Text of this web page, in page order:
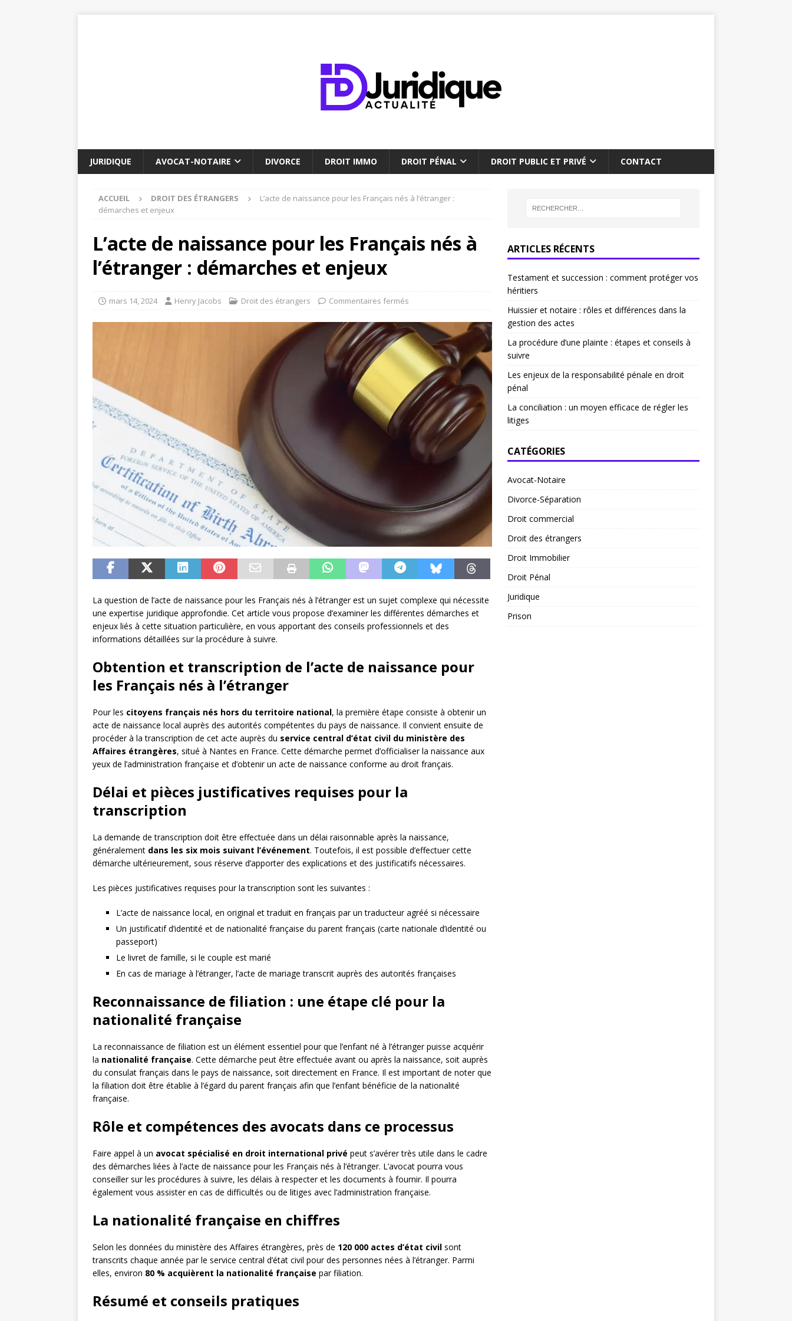
JURIDIQUE AVOCAT-NOTAIRE DIVORCE DROIT IMMO DROIT PÉNAL DROIT PUBLIC ET PRIVÉ CONTACT
ACCUEIL DROIT DES ÉTRANGERS
L’acte de naissance pour les Français nés à l’étranger :
démarches et enjeux
L’acte de naissance pour les Français nés à
l’étranger : démarches et enjeux
mars 14, 2024 Henry Jacobs Droit des étrangers Commentaires fermés
La question de l’acte de naissance pour les Français nés à l’étranger est un sujet complexe qui nécessite
une expertise juridique approfondie. Cet article vous propose d’examiner les différentes démarches et
enjeux liés à cette situation particulière, en vous apportant des conseils professionnels et des
informations détaillées sur la procédure à suivre.
Obtention et transcription de l’acte de naissance pour
les Français nés à l’étranger
Pour les citoyens français nés hors du territoire national, la première étape consiste à obtenir un
acte de naissance local auprès des autorités compétentes du pays de naissance. Il convient ensuite de
procéder à la transcription de cet acte auprès du service central d’état civil du ministère des
Affaires étrangères, situé à Nantes en France. Cette démarche permet d’officialiser la naissance aux
yeux de l’administration française et d’obtenir un acte de naissance conforme au droit français.
Délai et pièces justificatives requises pour la
transcription
La demande de transcription doit être effectuée dans un délai raisonnable après la naissance,
généralement dans les six mois suivant l’événement. Toutefois, il est possible d’effectuer cette
démarche ultérieurement, sous réserve d’apporter des explications et des justificatifs nécessaires.
Les pièces justificatives requises pour la transcription sont les suivantes :
L’acte de naissance local, en original et traduit en français par un traducteur agréé si nécessaire
Un justificatif d’identité et de nationalité française du parent français (carte nationale d’identité ou
passeport)
Le livret de famille, si le couple est marié
En cas de mariage à l’étranger, l’acte de mariage transcrit auprès des autorités françaises
Reconnaissance de filiation : une étape clé pour la
nationalité française
La reconnaissance de filiation est un élément essentiel pour que l’enfant né à l’étranger puisse acquérir
la nationalité française. Cette démarche peut être effectuée avant ou après la naissance, soit auprès
du consulat français dans le pays de naissance, soit directement en France. Il est important de noter que
la filiation doit être établie à l’égard du parent français afin que l’enfant bénéficie de la nationalité
française.
Rôle et compétences des avocats dans ce processus
Faire appel à un avocat spécialisé en droit international privé peut s’avérer très utile dans le cadre
des démarches liées à l’acte de naissance pour les Français nés à l’étranger. L’avocat pourra vous
conseiller sur les procédures à suivre, les délais à respecter et les documents à fournir. Il pourra
également vous assister en cas de difficultés ou de litiges avec l’administration française.
La nationalité française en chiffres
Selon les données du ministère des Affaires étrangères, près de 120 000 actes d’état civil sont
transcrits chaque année par le service central d’état civil pour des personnes nées à l’étranger. Parmi
elles, environ 80 % acquièrent la nationalité française par filiation.
Résumé et conseils pratiques
ARTICLES RÉCENTS
Testament et succession : comment protéger vos
héritiers
Huissier et notaire : rôles et différences dans la
gestion des actes
La procédure d’une plainte : étapes et conseils à
suivre
Les enjeux de la responsabilité pénale en droit
pénal
La conciliation : un moyen efficace de régler les
litiges
CATÉGORIES
Avocat-Notaire
Divorce-Séparation
Droit commercial
Droit des étrangers
Droit Immobilier
Droit Pénal
Juridique
Prison